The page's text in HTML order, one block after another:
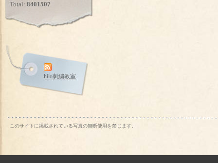
Total: 8401507
hilo刺繍教室
このサイトに掲載されている写真の無断使用を禁じます。